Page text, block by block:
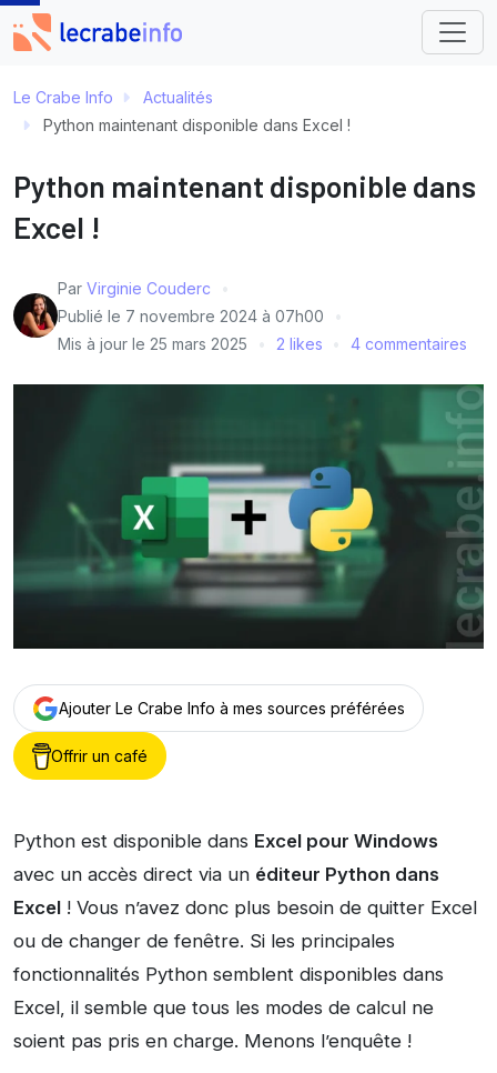
Le Crabe Info
Actualités
Python maintenant disponible dans Excel !
Python maintenant disponible dans
Excel !
Par Virginie Couderc
Publié le 7 novembre 2024 à 07h00
Mis à jour le 25 mars 2025 2 likes 4 commentaires
Ajouter Le Crabe Info à mes sources préférées
Offrir un café
Python est disponible dans Excel pour Windows
avec un accès direct via un éditeur Python dans
Excel ! Vous n’avez donc plus besoin de quitter Excel
ou de changer de fenêtre. Si les principales
fonctionnalités Python semblent disponibles dans
Excel, il semble que tous les modes de calcul ne
soient pas pris en charge. Menons l’enquête !